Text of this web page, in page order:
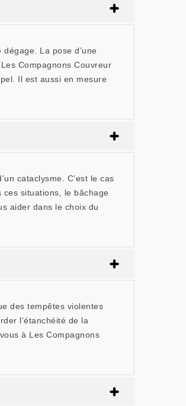
La pose d’une
Compagnons Couvreur
Il est aussi en mesure
cataclysme. C’est le cas
ces situations, le bâchage
aider dans le choix du
des tempêtes violentes
l’étanchéité de la
à Les Compagnons